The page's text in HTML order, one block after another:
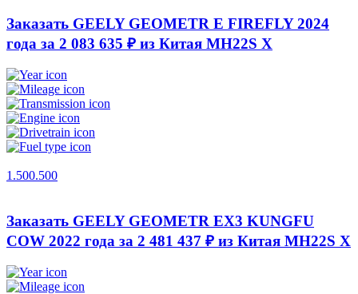
Заказать GEELY GEOMETR E FIREFLY 2024
года за 2 083 635 ₽ из Китая MH22S X
1.500.500
Заказать GEELY GEOMETR EX3 KUNGFU
COW 2022 года за 2 481 437 ₽ из Китая MH22S X